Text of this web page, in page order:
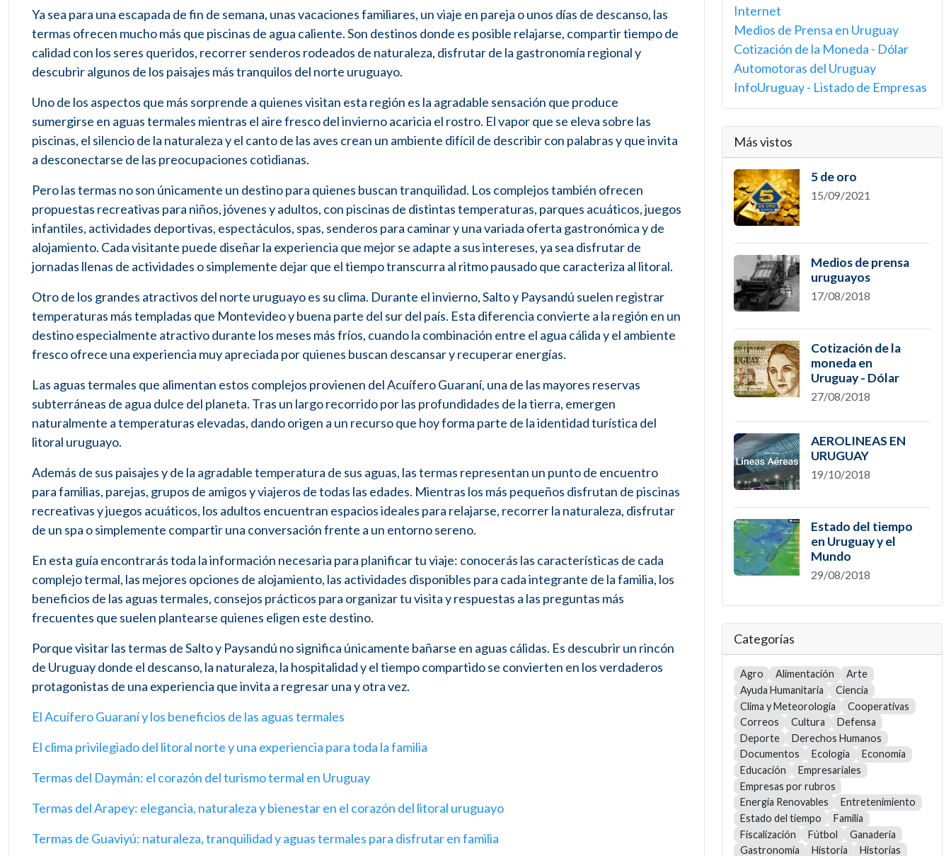
Ya sea para una escapada de fin de semana, unas vacaciones familiares, un viaje en pareja o unos días de descanso, las
termas ofrecen mucho más que piscinas de agua caliente. Son destinos donde es posible relajarse, compartir tiempo de
calidad con los seres queridos, recorrer senderos rodeados de naturaleza, disfrutar de la gastronomía regional y
descubrir algunos de los paisajes más tranquilos del norte uruguayo.
Uno de los aspectos que más sorprende a quienes visitan esta región es la agradable sensación que produce
sumergirse en aguas termales mientras el aire fresco del invierno acaricia el rostro. El vapor que se eleva sobre las
piscinas, el silencio de la naturaleza y el canto de las aves crean un ambiente difícil de describir con palabras y que invita
a desconectarse de las preocupaciones cotidianas.
Pero las termas no son únicamente un destino para quienes buscan tranquilidad. Los complejos también ofrecen
propuestas recreativas para niños, jóvenes y adultos, con piscinas de distintas temperaturas, parques acuáticos, juegos
infantiles, actividades deportivas, espectáculos, spas, senderos para caminar y una variada oferta gastronómica y de
alojamiento. Cada visitante puede diseñar la experiencia que mejor se adapte a sus intereses, ya sea disfrutar de
jornadas llenas de actividades o simplemente dejar que el tiempo transcurra al ritmo pausado que caracteriza al litoral.
Otro de los grandes atractivos del norte uruguayo es su clima. Durante el invierno, Salto y Paysandú suelen registrar
temperaturas más templadas que Montevideo y buena parte del sur del país. Esta diferencia convierte a la región en un
destino especialmente atractivo durante los meses más fríos, cuando la combinación entre el agua cálida y el ambiente
fresco ofrece una experiencia muy apreciada por quienes buscan descansar y recuperar energías.
Las aguas termales que alimentan estos complejos provienen del Acuífero Guaraní, una de las mayores reservas
subterráneas de agua dulce del planeta. Tras un largo recorrido por las profundidades de la tierra, emergen
naturalmente a temperaturas elevadas, dando origen a un recurso que hoy forma parte de la identidad turística del
litoral uruguayo.
Además de sus paisajes y de la agradable temperatura de sus aguas, las termas representan un punto de encuentro
para familias, parejas, grupos de amigos y viajeros de todas las edades. Mientras los más pequeños disfrutan de piscinas
recreativas y juegos acuáticos, los adultos encuentran espacios ideales para relajarse, recorrer la naturaleza, disfrutar
de un spa o simplemente compartir una conversación frente a un entorno sereno.
En esta guía encontrarás toda la información necesaria para planificar tu viaje: conocerás las características de cada
complejo termal, las mejores opciones de alojamiento, las actividades disponibles para cada integrante de la familia, los
beneficios de las aguas termales, consejos prácticos para organizar tu visita y respuestas a las preguntas más
frecuentes que suelen plantearse quienes eligen este destino.
Porque visitar las termas de Salto y Paysandú no significa únicamente bañarse en aguas cálidas. Es descubrir un rincón
de Uruguay donde el descanso, la naturaleza, la hospitalidad y el tiempo compartido se convierten en los verdaderos
protagonistas de una experiencia que invita a regresar una y otra vez.
El Acuífero Guaraní y los beneficios de las aguas termales
El clima privilegiado del litoral norte y una experiencia para toda la familia
Termas del Daymán: el corazón del turismo termal en Uruguay
Termas del Arapey: elegancia, naturaleza y bienestar en el corazón del litoral uruguayo
Termas de Guaviyú: naturaleza, tranquilidad y aguas termales para disfrutar en familia
Internet
Medios de Prensa en Uruguay
Cotización de la Moneda - Dólar
Automotoras del Uruguay
InfoUruguay - Listado de Empresas
Más vistos
5 de oro
15/09/2021
Medios de prensa
uruguayos
17/08/2018
Cotización de la
moneda en
Uruguay - Dólar
27/08/2018
AEROLINEAS EN
URUGUAY
19/10/2018
Estado del tiempo
en Uruguay y el
Mundo
29/08/2018
Categorías
Agro Alimentación
Arte
Ayuda Humanitaria
Ciencia
Clima y Meteorología
Cooperativas
Correos
Cultura
Defensa
Deporte
Derechos Humanos
Documentos
Ecología
Economía
Educación
Empresariales
Empresas por rubros
Energía Renovables
Entretenimiento
Estado del tiempo
Familia
Fiscalización
Fútbol
Ganadería
Gastronomía
Historia
Historias